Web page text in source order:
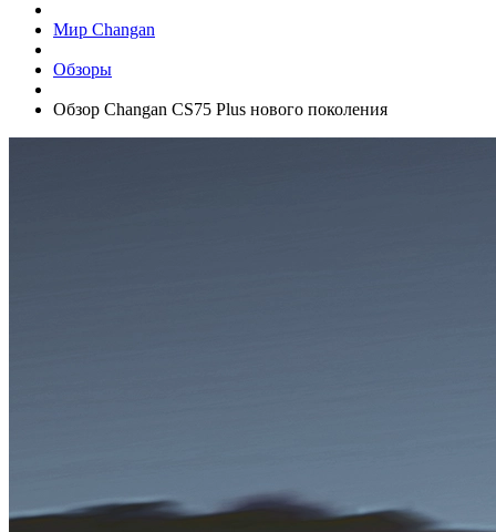
Мир Changan
Обзоры
Обзор Changan CS75 Plus нового поколения